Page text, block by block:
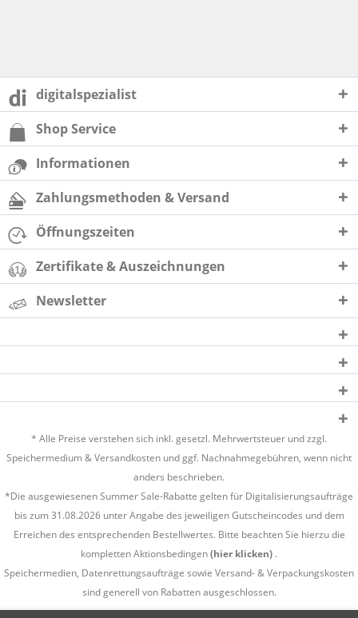
digitalspezialist
Shop Service
Informationen
Zahlungsmethoden & Versand
Öffnungszeiten
Zertifikate & Auszeichnungen
Newsletter
* Alle Preise verstehen sich inkl. gesetzl. Mehrwertsteuer und zzgl.
Speichermedium &Versandkosten und ggf. Nachnahmegebühren, wenn nicht
anders beschrieben.
*Die ausgewiesenen Summer Sale-Rabatte gelten für Digitalisierungsaufträge
bis zum 31.08.2026 unter Angabe des jeweiligen Gutscheincodes und dem
Erreichen des entsprechenden Bestellwertes. Bitte beachten Sie hierzu die
kompletten Aktionsbedingen(hier klicken) .
Speichermedien, Datenrettungsaufträge sowie Versand- & Verpackungskosten
sind generell von Rabatten ausgeschlossen.